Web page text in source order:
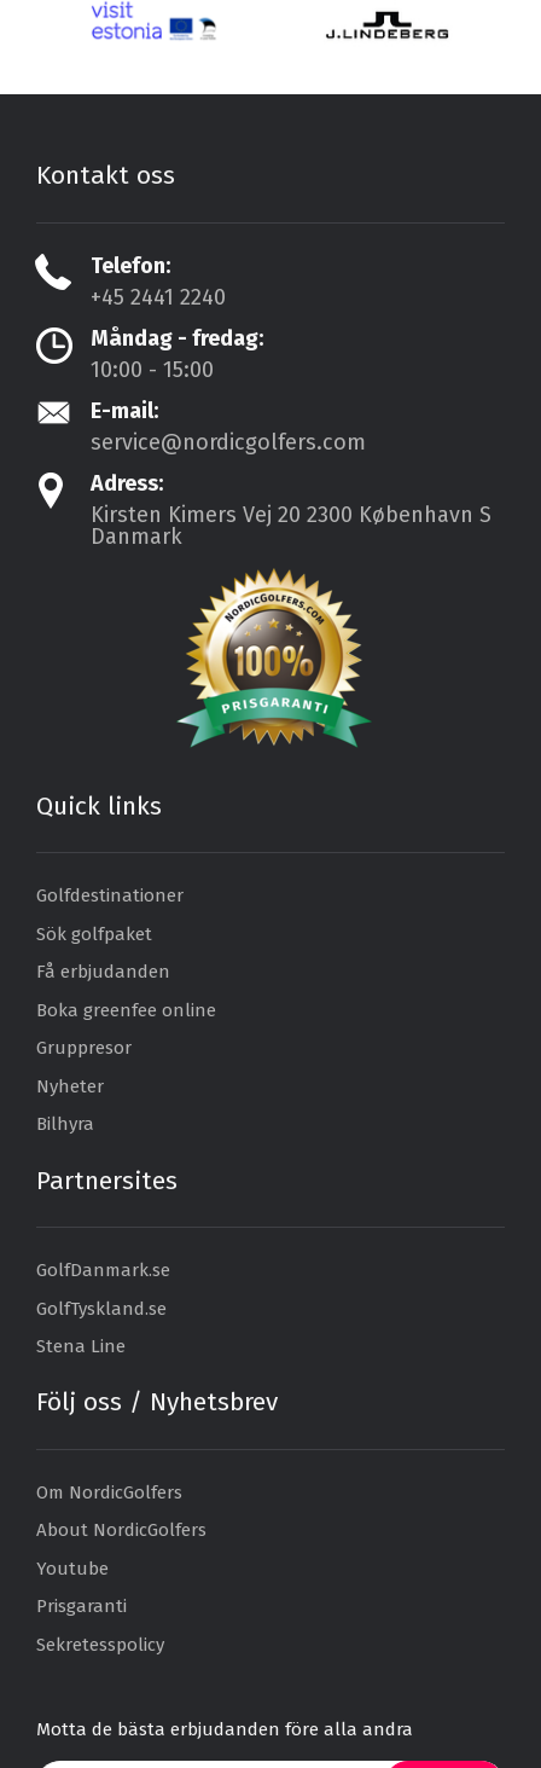
Kontakt oss
Telefon:
+45 2441 2240
Måndag - fredag:
10:00 - 15:00
E-mail:
service@nordicgolfers.com
Adress:
Kirsten Kimers Vej 20 2300 København S
Danmark
Quick links
Golfdestinationer
Sök golfpaket
Få erbjudanden
Boka greenfee online
Gruppresor
Nyheter
Bilhyra
Partnersites
GolfDanmark.se
GolfTyskland.se
Stena Line
Följ oss / Nyhetsbrev
Om NordicGolfers
About NordicGolfers
Youtube
Prisgaranti
Sekretesspolicy
Motta de bästa erbjudanden före alla andra